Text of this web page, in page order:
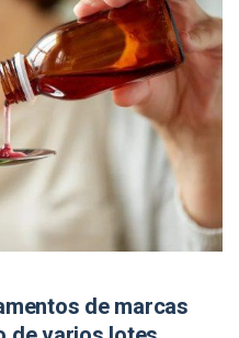
de marcas